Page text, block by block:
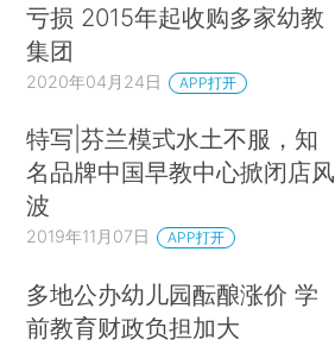
亏损 2015年起收购多家幼教
集团
2020年04月24日 APP打开
特写|芬兰模式水土不服，知
名品牌中国早教中心掀闭店风
波
2019年11月07日 APP打开
多地公办幼儿园酝酿涨价 学
前教育财政负担加大